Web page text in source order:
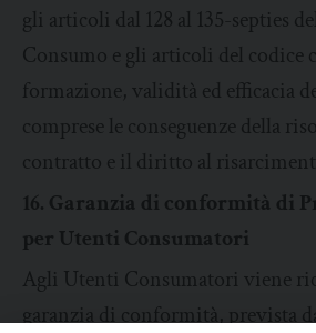
gli articoli dal 128 al 135-septies
Consumo e gli articoli del codice
formazione, validità ed efficacia
comprese le conseguenze della
contratto e il diritto al
16. Garanzia di conformità di
per Utenti Consumatori
Agli Utenti Consumatori viene
garanzia di conformità, prevista